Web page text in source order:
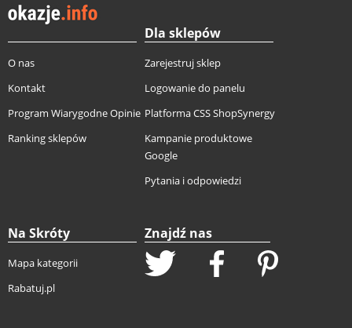
O nas
Kontakt
Program Wiarygodne Opinie
Ranking sklepów
Dla sklepów
Zarejestruj sklep
Logowanie do panelu
Platforma CSS ShopSynergy
Kampanie produktowe
Google
Pytania i odpowiedzi
Na Skróty
Mapa kategorii
Rabatuj.pl
Znajdź nas